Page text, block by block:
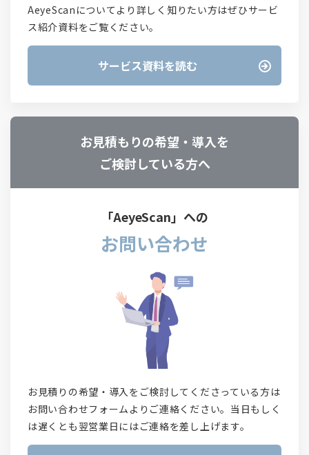
AeyeScanについてより詳しく知りたい方はぜひサービ
ス紹介資料をご覧ください。
サービス資料を読む
お見積もりの希望・導入を
ご検討している方へ
「AeyeScan」への
お問い合わせ
お見積りの希望・導入をご検討してくださっている方は
お問い合わせフォームよりご連絡ください。当日もしく
は遅くとも翌営業日にはご連絡を差し上げます。